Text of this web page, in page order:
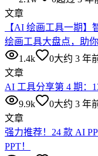
文章
【AI 绘画工具一期
绘画工具大盘点，助
1.4k
0大约 3 年
文章
AI 工具分享第 4 期：
9.9k
0大约 3 年
文章
强力推荐！24 款 AI
PPT！